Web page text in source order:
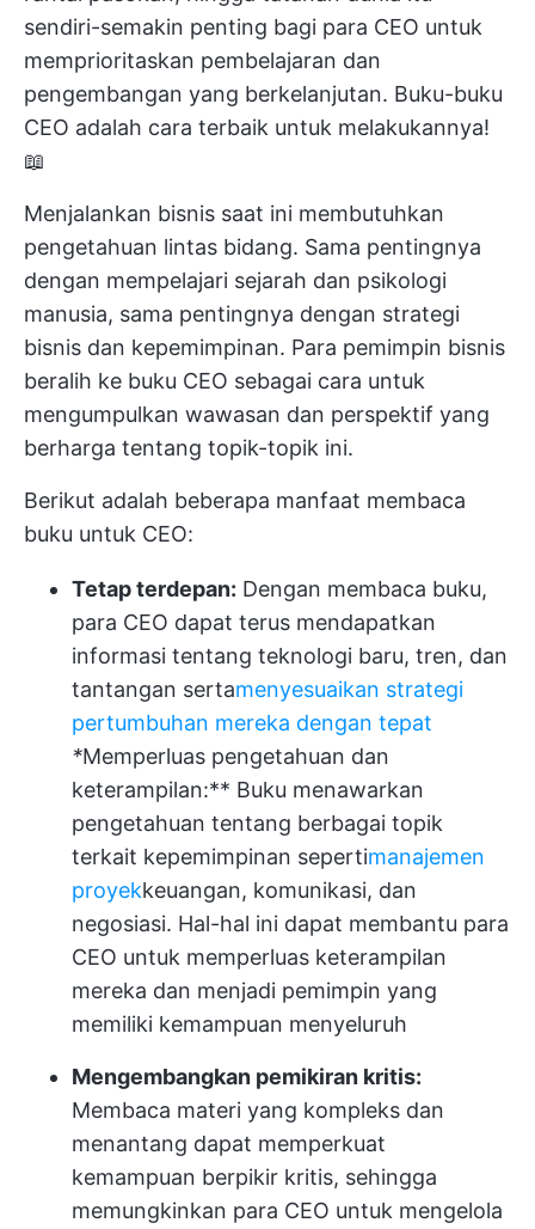
sendiri-semakin penting bagi para CEO untuk
memprioritaskan pembelajaran dan
pengembangan yang berkelanjutan. Buku-buku
CEO adalah cara terbaik untuk melakukannya!
📖
Menjalankan bisnis saat ini membutuhkan
pengetahuan lintas bidang. Sama pentingnya
dengan mempelajari sejarah dan psikologi
manusia, sama pentingnya dengan strategi
bisnis dan kepemimpinan. Para pemimpin bisnis
beralih ke buku CEO sebagai cara untuk
mengumpulkan wawasan dan perspektif yang
berharga tentang topik-topik ini.
Berikut adalah beberapa manfaat membaca
buku untuk CEO:
Tetap terdepan: Dengan membaca buku,
para CEO dapat terus mendapatkan
informasi tentang teknologi baru, tren, dan
tantangan sertamenyesuaikan strategi
pertumbuhan mereka dengan tepat
*Memperluas pengetahuan dan
keterampilan:** Buku menawarkan
pengetahuan tentang berbagai topik
terkait kepemimpinan sepertimanajemen
proyekkeuangan, komunikasi, dan
negosiasi. Hal-hal ini dapat membantu para
CEO untuk memperluas keterampilan
mereka dan menjadi pemimpin yang
memiliki kemampuan menyeluruh
Mengembangkan pemikiran kritis:
Membaca materi yang kompleks dan
menantang dapat memperkuat
kemampuan berpikir kritis, sehingga
memungkinkan para CEO untuk mengelola